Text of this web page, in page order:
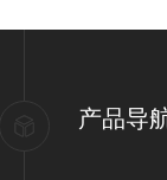
产品导